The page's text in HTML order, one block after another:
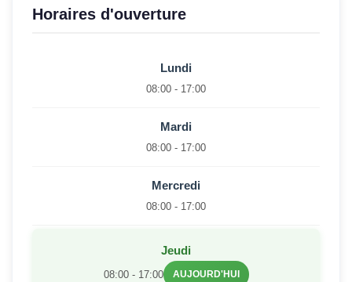
Horaires d'ouverture
Lundi
08:00 - 17:00
Mardi
08:00 - 17:00
Mercredi
08:00 - 17:00
Jeudi
08:00 - 17:00 AUJOURD'HUI